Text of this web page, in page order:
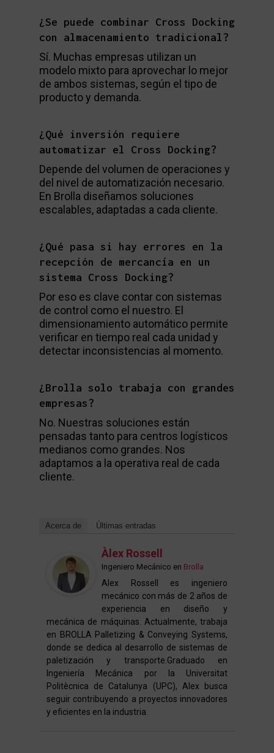
¿Se puede combinar Cross Docking
con almacenamiento tradicional?
Sí. Muchas empresas utilizan un
modelo mixto para aprovechar lo mejor
de ambos sistemas, según el tipo de
producto y demanda.
¿Qué inversión requiere
automatizar el Cross Docking?
Depende del volumen de operaciones y
del nivel de automatización necesario.
En Brolla diseñamos soluciones
escalables, adaptadas a cada cliente.
¿Qué pasa si hay errores en la
recepción de mercancía en un
sistema Cross Docking?
Por eso es clave contar con sistemas
de control como el nuestro. El
dimensionamiento automático permite
verificar en tiempo real cada unidad y
detectar inconsistencias al momento.
¿Brolla solo trabaja con grandes
empresas?
No. Nuestras soluciones están
pensadas tanto para centros logísticos
medianos como grandes. Nos
adaptamos a la operativa real de cada
cliente.
Acerca de Últimas entradas
Àlex Rossell
Ingeniero Mecánico en Brolla
Alex Rossell es ingeniero
mecánico con más de 2 años de
experiencia en diseño y
mecánica de máquinas. Actualmente, trabaja
en BROLLA Palletizing & Conveying Systems,
donde se dedica al desarrollo de sistemas de
paletización y transporte.Graduado en
Ingeniería Mecánica por la Universitat
Politècnica de Catalunya (UPC), Alex busca
seguir contribuyendo a proyectos innovadores
y eficientes en la industria.